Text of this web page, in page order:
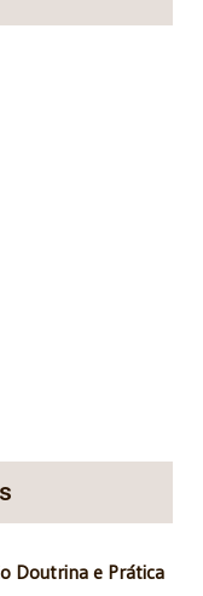
Doutrina e Prática